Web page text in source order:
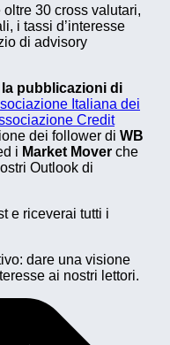
30 cross valutari,
i tassi d’interesse
di advisory
pubblicazioni di
Italiana dei
Credit
dei follower di WB
i Market Mover che
Outlook di
e riceverai tutti i
dare una visione
ai nostri lettori.